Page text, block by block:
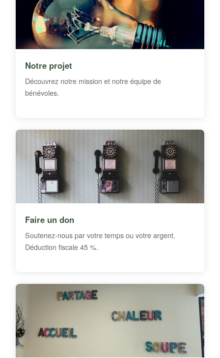
Notre projet
Découvrez notre mission et notre équipe de
bénévoles.
Faire un don
Soutenez-nous par votre temps ou votre argent.
Déduction fiscale 45 %.